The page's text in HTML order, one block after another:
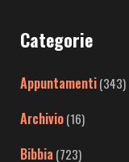
Categorie
Appuntamenti(343)
Archivio(16)
Bibbia (723)